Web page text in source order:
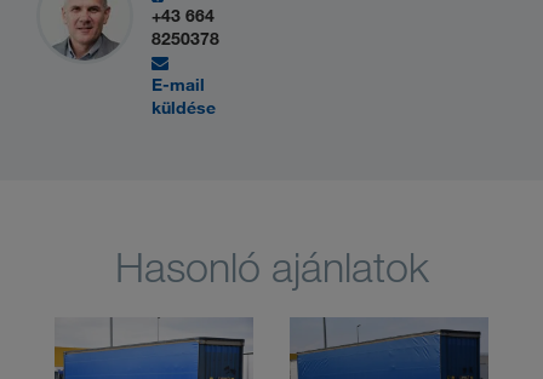
+43 664
8250378
E-mail
küldése
Hasonló ajánlatok